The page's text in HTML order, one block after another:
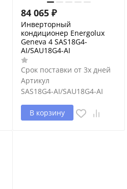
84 065 ₽
Инверторный
кондиционер Energolux
Geneva 4 SAS18G4-
AI/SAU18G4-AI
Срок поставки от 3х дней
Артикул
SAS18G4-AI/SAU18G4-AI
В корзину